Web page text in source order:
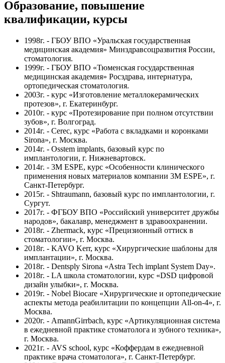
Образование, повышение
квалификации, курсы
1998г. - ГБОУ ВПО «Уральская государственная
медицинская академия» Минздравсоцразвития России,
стоматология.
1999г. - ГБОУ ВПО «Тюменская государственная
медицинская академия» Росздрава, интернатура,
ортопедическая стоматология.
2003г. - курс «Изготовление металлокерамических
протезов», г. Екатеринбург.
2010г. - курс «Протезирование при полном отсутствии
зубов», г. Волгоград.
2014г. - Cerec, курс «Работа с вкладками и коронками
Sirona», г. Москва.
2014г. - Osstem implants, базовый курс по
имплантологии, г. Нижневартовск.
2014г. - 3М ESPE, курс «Особенности клинического
применения новых материалов компании 3M ESPE», г.
Санкт-Петербург.
2015г. - Shtraumann, базовый курс по имплантологии, г.
Сургут.
2017г. - ФГБОУ ВПО «Российский университет дружбы
народов», бакалавр, менеджмент в здравоохранении.
2018г. - Zhermack, курс «Прецизионный оттиск в
стоматологии», г. Москва.
2018г. - KAVO Kerr, курс «Хирургические шаблоны для
имплантации», г. Москва.
2018г. - Dentsply Sirona «Astra Tech implant System Day».
2018г. - LA школа стоматологии, курс «DSD цифровой
дизайн улыбки», г. Москва.
2019г. - Nobel Biocare «Хирургические и ортопедические
аспекты метода реабилитации по концепции All-on-4», г.
Москва.
2020г. - AmannGirrbach, курс «Артикуляционная система
в ежедневной практике стоматолога и зубного техника»,
г. Москва.
2021г. - AVS school, курс «Коффердам в ежедневной
практике врача стоматолога», г. Санкт-Петербург.